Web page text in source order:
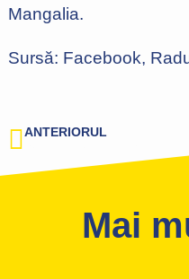
Mangalia.
Sursă: Facebook,
ANTERIORUL
Mai